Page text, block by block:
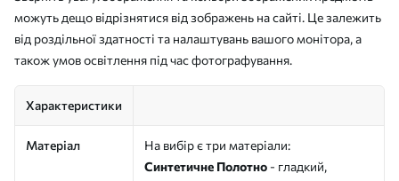
можуть дещо відрізнятися від зображень на сайті. Це залежить
від роздільної здатності та налаштувань вашого монітора, а
також умов освітлення під час фотографування.
Характеристики
Матеріал
На вибір є три матеріали:
Синтетичне Полотно - гладкий,